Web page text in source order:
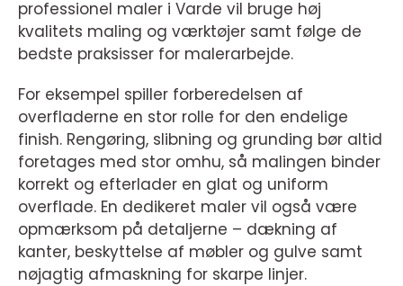
professionel maler i Varde vil bruge høj
kvalitets maling og værktøjer samt følge de
bedste praksisser for malerarbejde.
For eksempel spiller forberedelsen af
overfladerne en stor rolle for den endelige
finish. Rengøring, slibning og grunding bør altid
foretages med stor omhu, så malingen binder
korrekt og efterlader en glat og uniform
overflade. En dedikeret maler vil også være
opmærksom på detaljerne – dækning af
kanter, beskyttelse af møbler og gulve samt
nøjagtig afmaskning for skarpe linjer.